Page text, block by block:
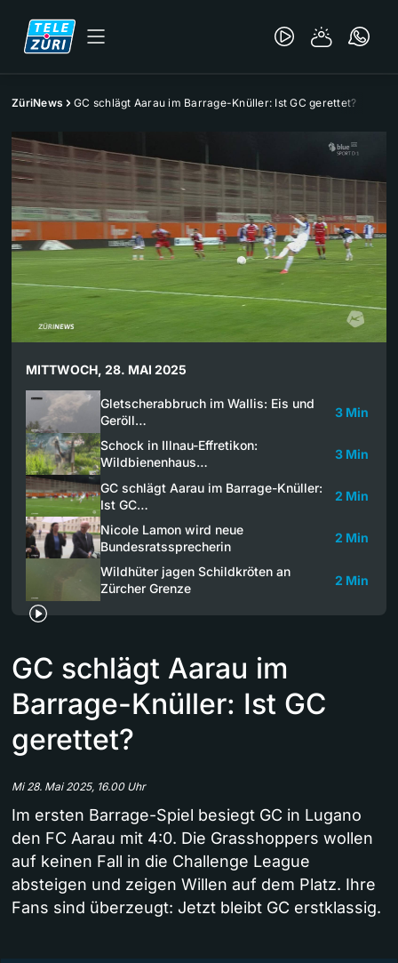
ZüriNews GC schlägt Aarau im Barrage-Knüller: Ist GC gerettet?
MITTWOCH, 28. MAI 2025
Gletscherabbruch im Wallis: Eis und
Geröll…
3 Min
Schock in Illnau-Effretikon:
Wildbienenhaus…
3 Min
GC schlägt Aarau im Barrage-Knüller:
Ist GC…
2 Min
Nicole Lamon wird neue
Bundesratssprecherin
2 Min
Wildhüter jagen Schildkröten an
Zürcher Grenze
2 Min
GC schlägt Aarau im
Barrage-Knüller: Ist GC
gerettet?
Mi 28. Mai 2025, 16.00 Uhr
Im ersten Barrage-Spiel besiegt GC in Lugano
den FC Aarau mit 4:0. Die Grasshoppers wollen
auf keinen Fall in die Challenge League
absteigen und zeigen Willen auf dem Platz. Ihre
Fans sind überzeugt: Jetzt bleibt GC erstklassig.